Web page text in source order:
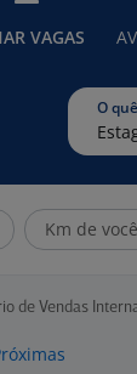
VAGAS
O
Km de você
de Vendas